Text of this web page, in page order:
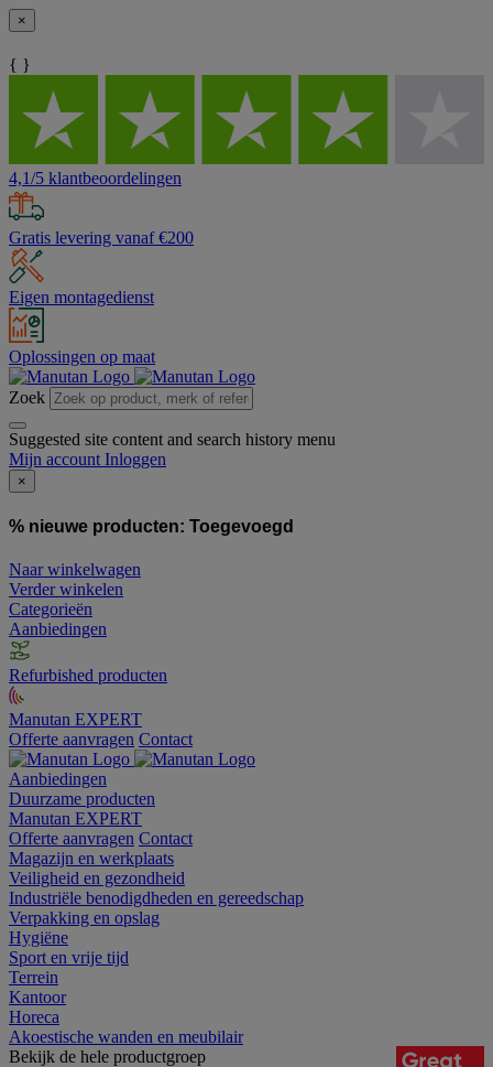
×
{ }
4,1/5 klantbeoordelingen
Gratis levering vanaf €200
Eigen montagedienst
Oplossingen op maat
Zoek
Suggested site content and search history menu
Mijn account Inloggen
×
% nieuwe producten: Toegevoegd
Naar winkelwagen
Verder winkelen
Categorieën
Aanbiedingen
Refurbished producten
Manutan EXPERT
Offerte aanvragen Contact
Aanbiedingen
Duurzame producten
Manutan EXPERT
Offerte aanvragen Contact
Magazijn en werkplaats
Veiligheid en gezondheid
Industriële benodigdheden en gereedschap
Verpakking en opslag
Hygiëne
Sport en vrije tijd
Terrein
Kantoor
Horeca
Akoestische wanden en meubilair
Bekijk de hele productgroep